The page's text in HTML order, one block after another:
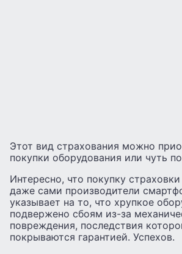
Этот вид страхования можно
покупки оборудования или чуть
Интересно, что покупку
даже сами производители
указывает на то, что хрупкое
подвержено сбоям из-за
повреждения, последствия
покрываются гарантией. Успехов.